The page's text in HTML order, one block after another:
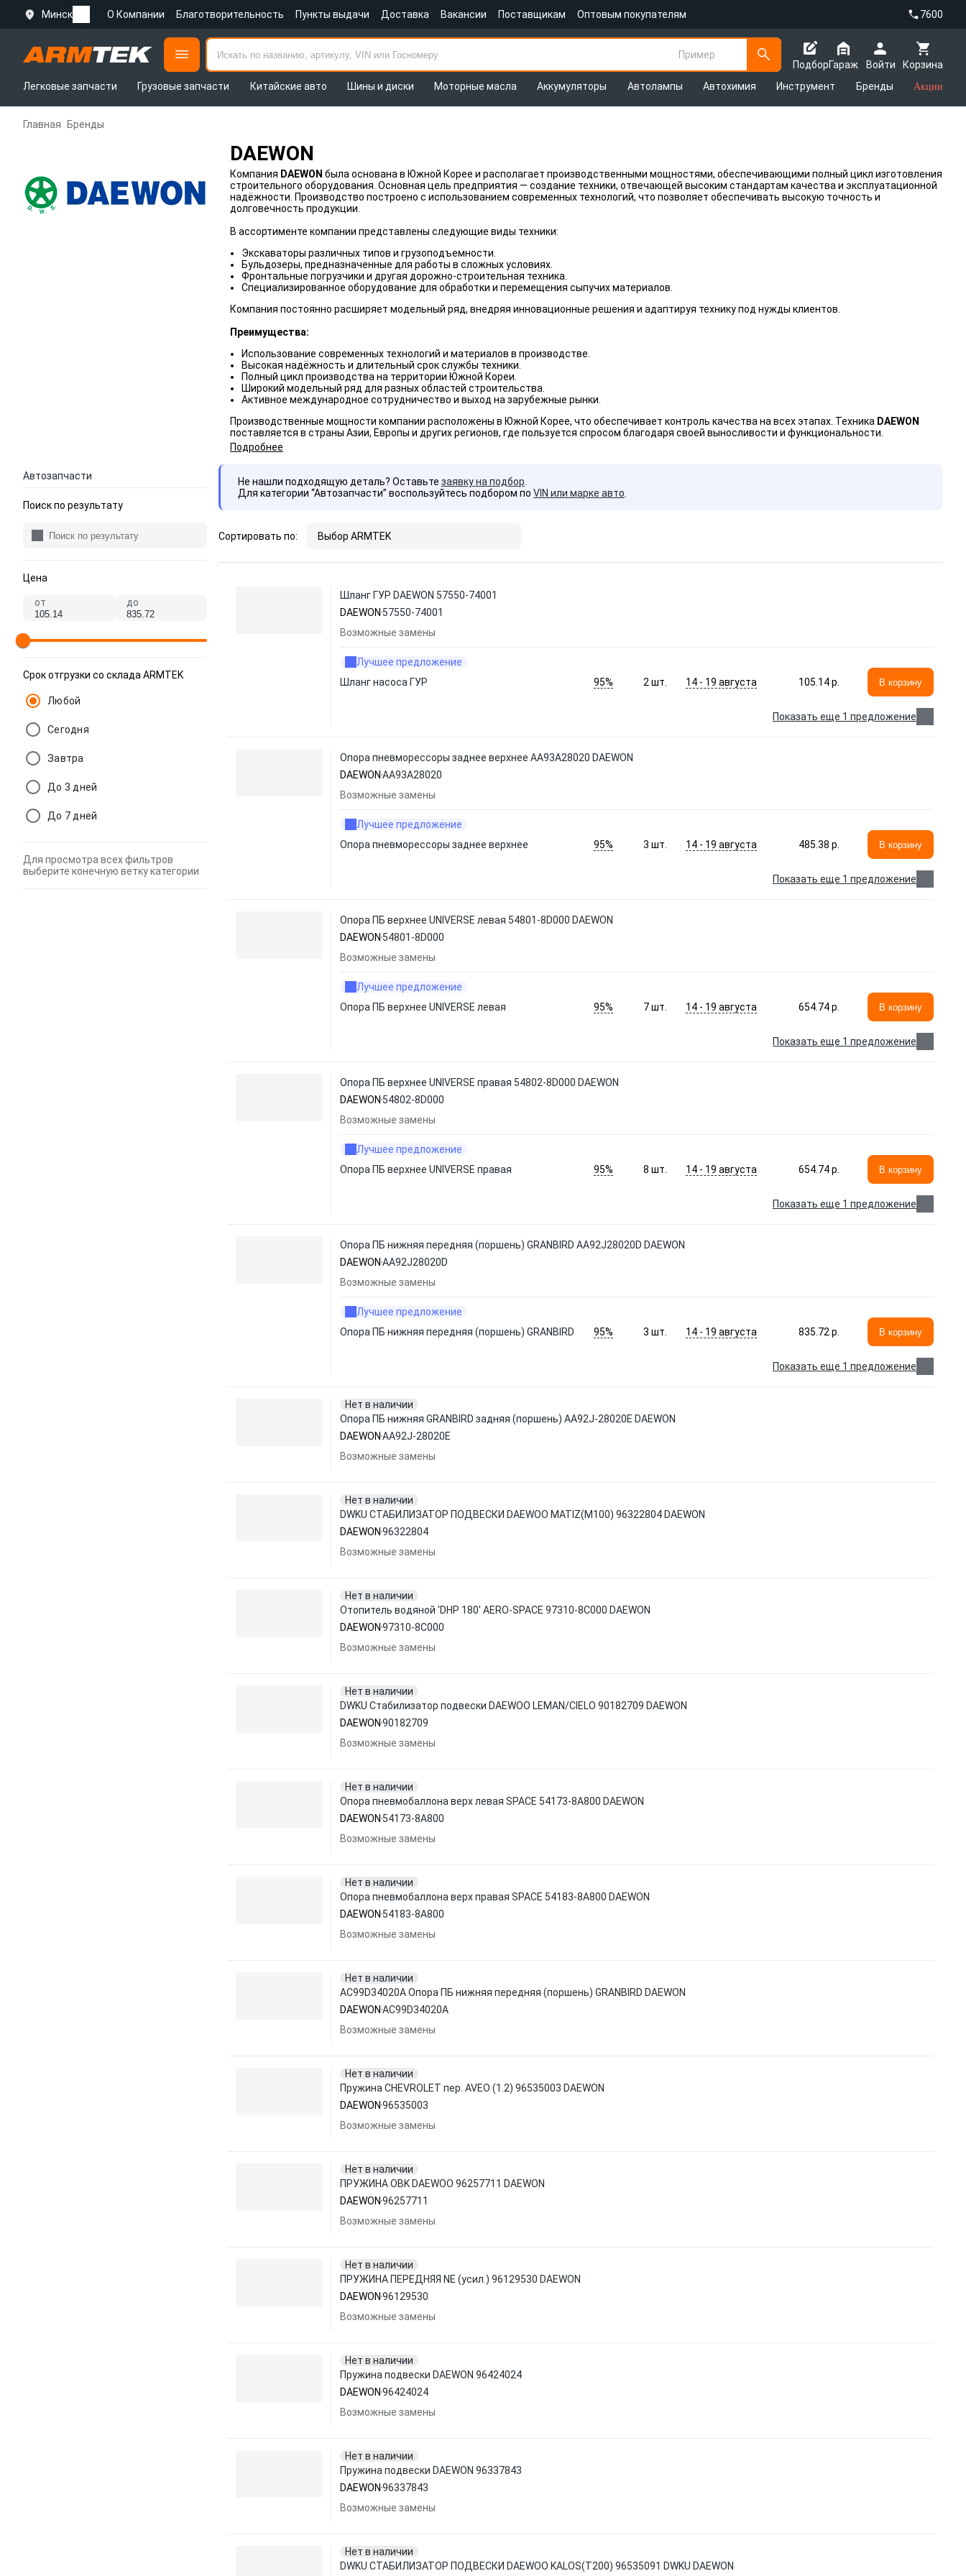
Минск О Компании Благотворительность Пункты выдачи Доставка Вакансии Поставщикам Оптовым покупателям 7600
Пример
Подбор
Корзина
Гараж
Войти
Легковые запчасти
Грузовые запчасти Китайские авто Шины и диски Моторные масла Аккумуляторы Автолампы Автохимия Инструмент Бренды Акции
Главная Бренды
DAEWON
Компания DAEWON была основана в Южной Корее и располагает производственными мощностями, обеспечивающими полный цикл изготовления
строительного оборудования. Основная цель предприятия — создание техники, отвечающей высоким стандартам качества и эксплуатационной
надёжности. Производство построено с использованием современных технологий, что позволяет обеспечивать высокую точность и
долговечность продукции.
В ассортименте компании представлены следующие виды техники:
Экскаваторы различных типов и грузоподъемности.
Бульдозеры, предназначенные для работы в сложных условиях.
Фронтальные погрузчики и другая дорожно-строительная техника.
Специализированное оборудование для обработки и перемещения сыпучих материалов.
Компания постоянно расширяет модельный ряд, внедряя инновационные решения и адаптируя технику под нужды клиентов.
Преимущества:
Использование современных технологий и материалов в производстве.
Высокая надёжность и длительный срок службы техники.
Полный цикл производства на территории Южной Кореи.
Широкий модельный ряд для разных областей строительства.
Активное международное сотрудничество и выход на зарубежные рынки.
Производственные мощности компании расположены в Южной Корее, что обеспечивает контроль качества на всех этапах. Техника DAEWON
поставляется в страны Азии, Европы и других регионов, где пользуется спросом благодаря своей выносливости и функциональности.
Подробнее
Автозапчасти
Поиск по результату
Цена
от до
Срок отгрузки со склада ARMTEK
Любой
Сегодня
Завтра
До 3 дней
До 7 дней
Для просмотра всех фильтров
выберите конечную ветку категории
Не нашли подходящую деталь? Оставьте заявку на подбор
Для категории “Автозапчасти” воспользуйтесь подбором по VIN или марке авто
Сортировать по: Выбор ARMTEK
Шланг ГУР DAEWON 57550-74001
DAEWON 57550-74001
Возможные замены
Лучшее предложение
Шланг насоса ГУР
95% 2 шт. 14 - 19 августа 105.14 p. В корзину
Показать еще 1 предложение
Опора пневморессоры заднее верхнее AA93A28020 DAEWON
DAEWON AA93A28020
Возможные замены
Лучшее предложение
Опора пневморессоры заднее верхнее
95% 3 шт. 14 - 19 августа 485.38 p. В корзину
Показать еще 1 предложение
Опора ПБ верхнее UNIVERSE левая 54801-8D000 DAEWON
DAEWON 54801-8D000
Возможные замены
Лучшее предложение
Опора ПБ верхнее UNIVERSE левая
95% 7шт. 14 - 19 августа 654.74 p. В корзину
Показать еще 1 предложение
Опора ПБ верхнее UNIVERSE правая 54802-8D000 DAEWON
DAEWON 54802-8D000
Возможные замены
Лучшее предложение
Опора ПБ верхнее UNIVERSE правая
95% 8 шт. 14 - 19 августа 654.74 p. В корзину
Показать еще 1 предложение
Опора ПБ нижняя передняя (поршень) GRANBIRD AA92J28020D DAEWON
DAEWON AA92J28020D
Возможные замены
Лучшее предложение
Опора ПБ нижняя передняя (поршень) GRANBIRD
95% 3 шт. 14 - 19 августа 835.72 p. В корзину
Показать еще 1 предложение
Нет в наличии
Опора ПБ нижняя GRANBIRD задняя (поршень) AA92J-28020E DAEWON
DAEWON AA92J-28020E
Возможные замены
Нет в наличии
DWKU СТАБИЛИЗАТОР ПОДВЕСКИ DAEWOO MATIZ(M100) 96322804 DAEWON
DAEWON 96322804
Возможные замены
Нет в наличии
Отопитель водяной 'DHP 180' AERO-SPACE 97310-8C000 DAEWON
DAEWON 97310-8C000
Возможные замены
Нет в наличии
DWKU Стабилизатор подвески DAEWOO LEMAN/CIELO 90182709 DAEWON
DAEWON 90182709
Возможные замены
Нет в наличии
Опора пневмобаллона верх левая SPACE 54173-8A800 DAEWON
DAEWON 54173-8A800
Возможные замены
Нет в наличии
Опора пневмобаллона верх правая SPACE 54183-8A800 DAEWON
DAEWON 54183-8A800
Возможные замены
Нет в наличии
AC99D34020A Опора ПБ нижняя передняя (поршень) GRANBIRD DAEWON
DAEWON AC99D34020A
Возможные замены
Нет в наличии
Пружина CHEVROLET пер. AVEO (1.2) 96535003 DAEWON
DAEWON 96535003
Возможные замены
Нет в наличии
ПРУЖИНА OBK DAEWOO 96257711 DAEWON
DAEWON 96257711
Возможные замены
Нет в наличии
ПРУЖИНА ПЕРЕДНЯЯ NE (усил.) 96129530 DAEWON
DAEWON 96129530
Возможные замены
Нет в наличии
Пружина подвески DAEWON 96424024
DAEWON 96424024
Возможные замены
Нет в наличии
Пружина подвески DAEWON 96337843
DAEWON 96337843
Возможные замены
Нет в наличии
DWKU СТАБИЛИЗАТОР ПОДВЕСКИ DAEWOO KALOS(T200) 96535091 DWKU DAEWON